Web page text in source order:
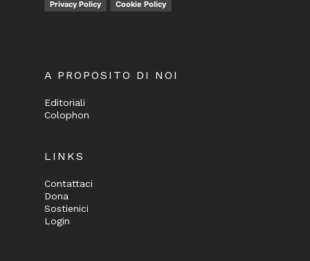
Privacy Policy Cookie Policy
A PROPOSITO DI NOI
Editoriali
Colophon
LINKS
Contattaci
Dona
Sostienici
Login